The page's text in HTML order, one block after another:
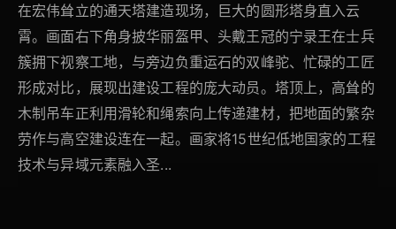
在宏伟耸立的通天塔建造现场，巨大的圆形塔身直入云
霄。画面右下角身披华丽盔甲、头戴王冠的宁录王在士兵
簇拥下视察工地，与旁边负重运石的双峰驼、忙碌的工匠
形成对比，展现出建设工程的庞大动员。塔顶上，高耸的
木制吊车正利用滑轮和绳索向上传递建材，把地面的繁杂
劳作与高空建设连在一起。画家将15世纪低地国家的工程
技术与异域元素融入圣...